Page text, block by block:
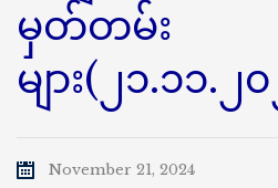
မှတ်တမ်း
များ(၂၁.၁၁.၂
November 21, 2024